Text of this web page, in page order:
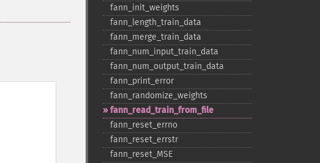
fann_​init_​weights
fann_​length_​train_​data
fann_​merge_​train_​data
fann_​num_​input_​train_​data
fann_​num_​output_​train_​data
fann_​print_​error
fann_​randomize_​weights
fann_​read_​train_​from_​file
fann_​reset_​errno
fann_​reset_​errstr
fann_​reset_​MSE